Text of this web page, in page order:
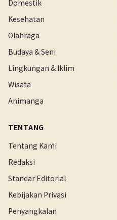
Domestik
Kesehatan
Olahraga
Budaya & Seni
Lingkungan & Iklim
Wisata
Animanga
TENTANG
Tentang Kami
Redaksi
Standar Editorial
Kebijakan Privasi
Penyangkalan